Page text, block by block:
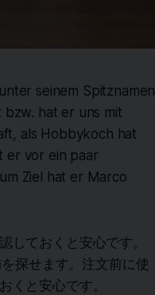
seinem Spitznamen
bzw. hat er uns mit
als Hobbykoch hat
er vor ein paar
Ziel hat er Marco
しておくと安心です。
探せます。注文前に使
くと安心です。